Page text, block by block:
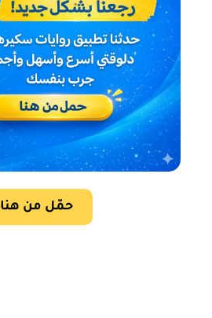
حمّل من هنا